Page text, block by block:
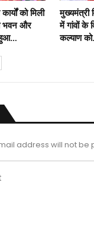
को मिली
भवन और
मुख्यमंत्री
में गांवों के
कल्याण
address will not be